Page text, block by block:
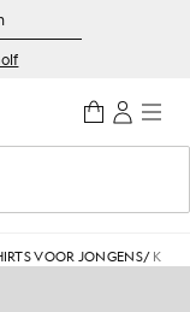
VOOR JONGENS/